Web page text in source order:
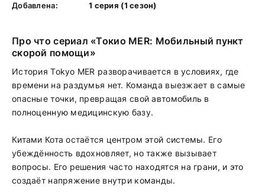
Добавлена:
1 серия (1 сезон)
Про что сериал «Токио MER: Мобильный пункт
скорой помощи»
История Tokyo MER разворачивается в условиях, где
времени на раздумья нет. Команда выезжает в самые
опасные точки, превращая свой автомобиль в
полноценную медицинскую базу.
Китами Кота остаётся центром этой системы. Его
убеждённость вдохновляет, но также вызывает
вопросы. Его решения часто находятся на грани, и это
создаёт напряжение внутри команды.